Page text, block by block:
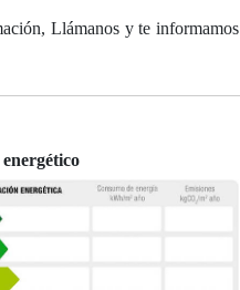
Llámanos y te informamos